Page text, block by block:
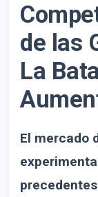
de las
La
El mercado